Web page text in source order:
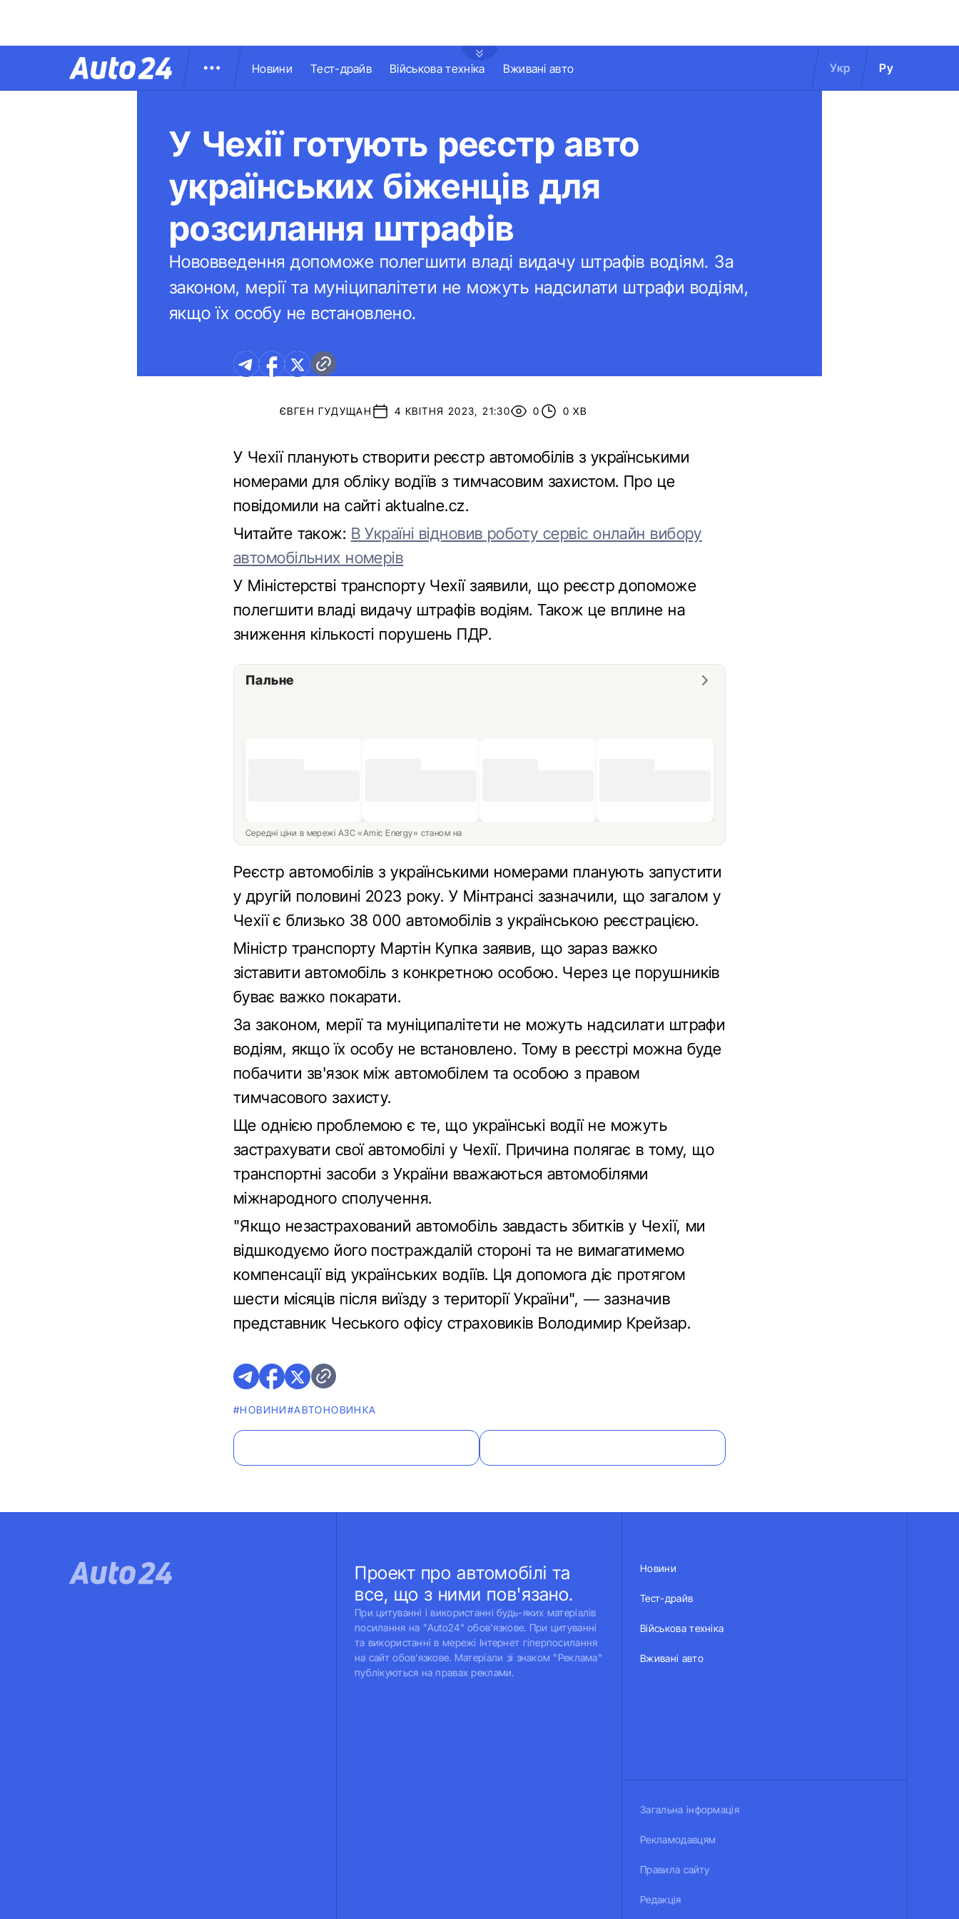
Новини Тест-драйв Військова техніка Вживані авто Укр Ру
У Чехії готують реєстр авто
українських біженців для
розсилання штрафів
Нововведення допоможе полегшити владі видачу штрафів водіям. За
законом, мерії та муніципалітети не можуть надсилати штрафи водіям,
якщо їх особу не встановлено.
ЄВГЕН ГУДУЩАН 4 КВІТНЯ 2023, 21:30 0 0 ХВ
У Чехії планують створити реєстр автомобілів з українськими
номерами для обліку водіїв з тимчасовим захистом. Про це
повідомили на сайті aktualne.cz.
Читайте також: В Україні відновив роботу сервіс онлайн вибору
автомобільних номерів
У Міністерстві транспорту Чехії заявили, що реєстр допоможе
полегшити владі видачу штрафів водіям. Також це вплине на
зниження кількості порушень ПДР.
Пальне
Середні ціни в мережі АЗС «Amic Energy» станом на
Реєстр автомобілів з українськими номерами планують запустити
у другій половині 2023 року. У Мінтрансі зазначили, що загалом у
Чехії є близько 38 000 автомобілів з українською реєстрацією.
Міністр транспорту Мартін Купка заявив, що зараз важко
зіставити автомобіль з конкретною особою. Через це порушників
буває важко покарати.
За законом, мерії та муніципалітети не можуть надсилати штрафи
водіям, якщо їх особу не встановлено. Тому в реєстрі можна буде
побачити зв'язок між автомобілем та особою з правом
тимчасового захисту.
Ще однією проблемою є те, що українські водії не можуть
застрахувати свої автомобілі у Чехії. Причина полягає в тому, що
транспортні засоби з України вважаються автомобілями
міжнародного сполучення.
"Якщо незастрахований автомобіль завдасть збитків у Чехії, ми
відшкодуємо його постраждалій стороні та не вимагатимемо
компенсації від українських водіїв. Ця допомога діє протягом
шести місяців після виїзду з території України", — зазначив
представник Чеського офісу страховиків Володимир Крейзар.
#НОВИНИ#АВТОНОВИНКА
Проект про автомобілі та
все, що з ними пов'язано.
При цитуванні і використанні будь-яких матеріалів
посилання на "Auto24" обов'язкове. При цитуванні
та використанні в мережі Інтернет гіперпосилання
на сайт обов'язкове. Матеріали зі знаком "Реклама"
публікуються на правах реклами.
Новини
Тест-драйв
Військова техніка
Вживані авто
Загальна інформація
Рекламодавцям
Правила сайту
Редакція